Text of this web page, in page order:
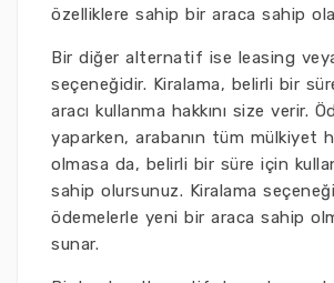
özelliklere sahip bir araca sahip
Bir diğer alternatif ise leasing
seçeneğidir. Kiralama, belirli bir
aracı kullanma hakkını size verir.
yaparken, arabanın tüm mülkiyet
olmasa da, belirli bir süre için
sahip olursunuz. Kiralama
ödemelerle yeni bir araca sahip
sunar.